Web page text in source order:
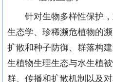
针对生物多样性保护，
生态学、珍稀濒危植物的
扩散和种子防御、群落构
生植物生理生态与水生植
群、传播和扩散机制以及